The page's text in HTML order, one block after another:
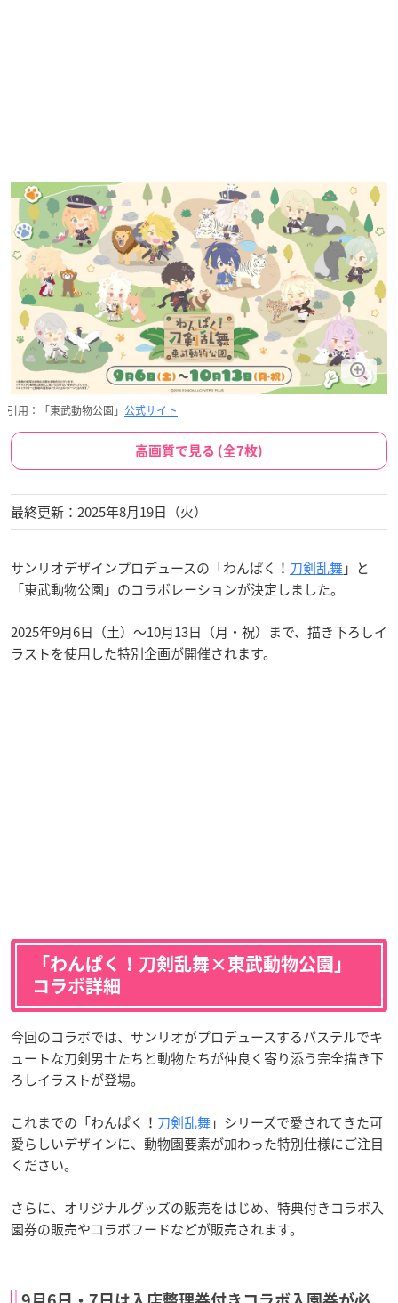
引用：「東武動物公園」 公式サイト
高画質で見る (全7枚)
最終更新：2025年8月19日（火）
サンリオデザインプロデュースの「わんぱく！ 刀剣乱舞」と
「東武動物公園」のコラボレーションが決定しました。
2025年9月6日（土）〜10月13日（月・祝）まで、描き下ろしイ
ラストを使用した特別企画が開催されます。
「わんぱく！刀剣乱舞×東武動物公園」
コラボ詳細
今回のコラボでは、サンリオがプロデュースするパステルでキ
ュートな刀剣男士たちと動物たちが仲良く寄り添う完全描き下
ろしイラストが登場。
これまでの「わんぱく！ 刀剣乱舞」シリーズで愛されてきた可
愛らしいデザインに、動物園要素が加わった特別仕様にご注目
ください。
さらに、オリジナルグッズの販売をはじめ、特典付きコラボ入
園券の販売やコラボフードなどが販売されます。